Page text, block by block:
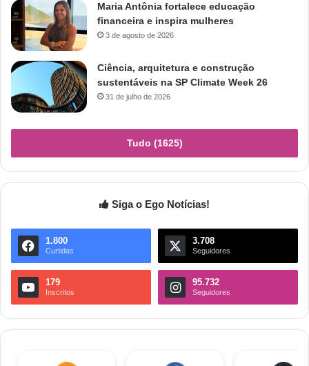
Maria Antônia fortalece educação
financeira e inspira mulheres
3 de agosto de 2026
Ciência, arquitetura e construção
sustentáveis na SP Climate Week 26
31 de julho de 2026
Tudo (1625)
Siga o Ego Notícias!
1.800
Curtidas
3.708
Seguidores
179
Inscritos
95.732
Seguidores